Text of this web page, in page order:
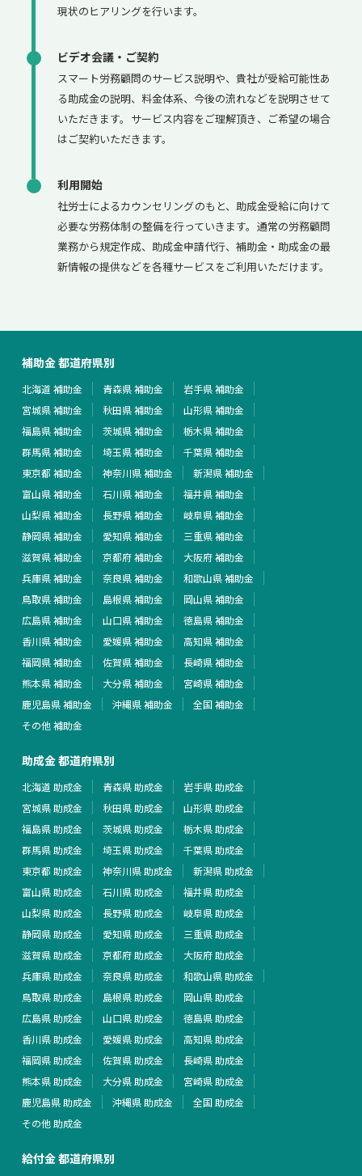
現状のヒアリングを行います。
ビデオ会議・ご契約
スマート労務顧問のサービス説明や、貴社が受給可能性あ
る助成金の説明、料金体系、今後の流れなどを説明させて
いただきます。サービス内容をご理解頂き、ご希望の場合
はご契約いただきます。
利用開始
社労士によるカウンセリングのもと、助成金受給に向けて
必要な労務体制の整備を行っていきます。通常の労務顧問
業務から規定作成、助成金申請代行、補助金・助成金の最
新情報の提供などを各種サービスをご利用いただけます。
補助金 都道府県別
北海道 補助金 青森県 補助金
岩手県 補助金
宮城県 補助金
秋田県 補助金
山形県 補助金
福島県 補助金
茨城県 補助金
栃木県 補助金
群馬県 補助金
埼玉県 補助金
千葉県 補助金
東京都 補助金
神奈川県 補助金
新潟県 補助金
富山県 補助金
石川県 補助金
福井県 補助金
山梨県 補助金
長野県 補助金
岐阜県 補助金
静岡県 補助金
愛知県 補助金
三重県 補助金
滋賀県 補助金
京都府 補助金
大阪府 補助金
兵庫県 補助金
奈良県 補助金
和歌山県 補助金
鳥取県 補助金
島根県 補助金
岡山県 補助金
広島県 補助金
山口県 補助金
徳島県 補助金
香川県 補助金
愛媛県 補助金
高知県 補助金
福岡県 補助金
佐賀県 補助金
長崎県 補助金
熊本県 補助金
大分県 補助金
宮崎県 補助金
鹿児島県 補助金
沖縄県 補助金
全国 補助金
その他 補助金
助成金 都道府県別
北海道 助成金 青森県 助成金
岩手県 助成金
宮城県 助成金
秋田県 助成金
山形県 助成金
福島県 助成金
茨城県 助成金
栃木県 助成金
群馬県 助成金
埼玉県 助成金
千葉県 助成金
東京都 助成金
神奈川県 助成金
新潟県 助成金
富山県 助成金
石川県 助成金
福井県 助成金
山梨県 助成金
長野県 助成金
岐阜県 助成金
静岡県 助成金
愛知県 助成金
三重県 助成金
滋賀県 助成金
京都府 助成金
大阪府 助成金
兵庫県 助成金
奈良県 助成金
和歌山県 助成金
鳥取県 助成金
島根県 助成金
岡山県 助成金
広島県 助成金
山口県 助成金
徳島県 助成金
香川県 助成金
愛媛県 助成金
高知県 助成金
福岡県 助成金
佐賀県 助成金
長崎県 助成金
熊本県 助成金
大分県 助成金
宮崎県 助成金
鹿児島県 助成金
沖縄県 助成金
全国 助成金
その他 助成金
給付金 都道府県別